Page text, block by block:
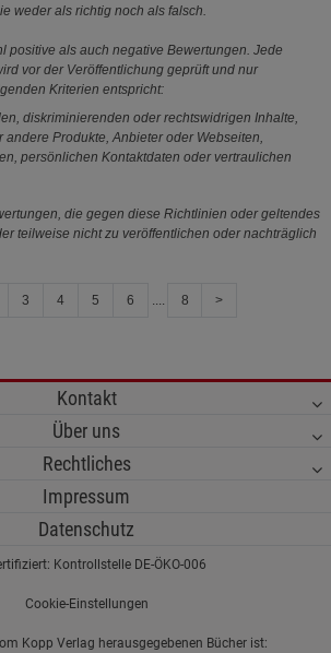
weder als richtig noch als falsch.
positive als auch negative Bewertungen. Jede
vor der Veröffentlichung geprüft und nur
Kriterien entspricht:
diskriminierenden oder rechtswidrigen Inhalte,
andere Produkte, Anbieter oder Webseiten,
persönlichen Kontaktdaten oder vertraulichen
die gegen diese Richtlinien oder geltendes
teilweise nicht zu veröffentlichen oder nachträglich
3 4 5 6 8 >
Kontakt
Über uns
Rechtliches
Impressum
Datenschutz
Kontrollstelle DE-ÖKO-006
Cookie-Einstellungen
Kopp Verlag herausgegebenen Bücher ist: